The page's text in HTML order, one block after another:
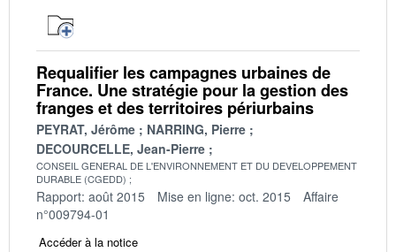
Requalifier les campagnes urbaines de
France. Une stratégie pour la gestion des
franges et des territoires périurbains
PEYRAT, Jérôme
NARRING, Pierre
DECOURCELLE, Jean-Pierre
CONSEIL GENERAL DE L'ENVIRONNEMENT ET DU DEVELOPPEMENT
DURABLE (CGEDD)
Rapport: août 2015 Mise en ligne: oct. 2015
Affaire
n°009794-01
Accéder à la notice